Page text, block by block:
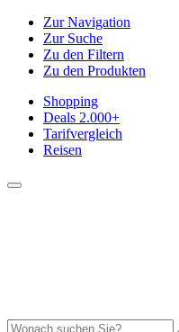
Zur Navigation
Zur Suche
Zu den Filtern
Zu den Produkten
Shopping
Deals 2.000+
Tarifvergleich
Reisen